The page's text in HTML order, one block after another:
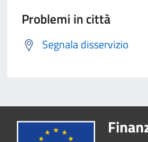
Problemi in città
Segnala disservizio